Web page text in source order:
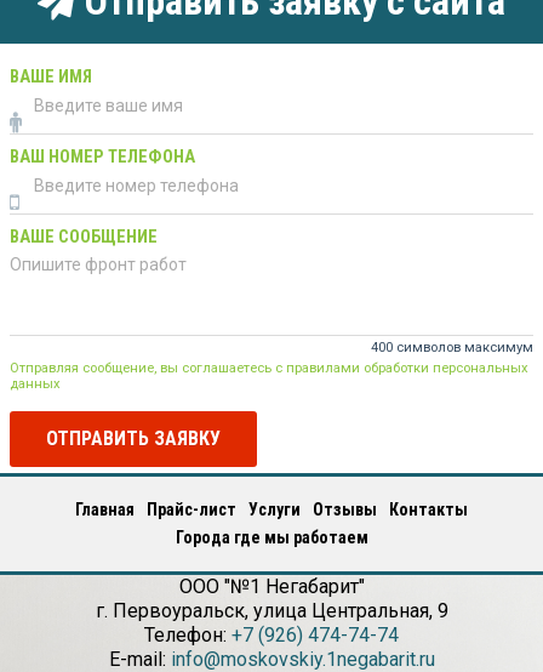
ВАШЕ ИМЯ
ВАШ НОМЕР ТЕЛЕФОНА
ВАШЕ СООБЩЕНИЕ
400 символов максимум
Отправляя сообщение, вы соглашаетесь с правилами обработки персональных
данных
ОТПРАВИТЬ ЗАЯВКУ
Главная Прайс-лист Услуги Отзывы
Контакты
Города где мы работаем
ООО "№1 Негабарит"
г. Первоуральск, улица Центральная, 9
Телефон: +7 (926) 474-74-74
E-mail: info@moskovskiy.1negabarit.ru